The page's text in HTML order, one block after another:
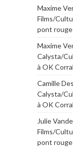
Maxime
Films/
pont rouge
Maxime
Calysta/
à OK
Camille
Calysta/
à OK
Julie
Films/
pont rouge